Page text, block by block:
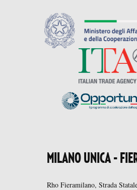
MILANO UNICA -
Rho Fieramilano, Strada